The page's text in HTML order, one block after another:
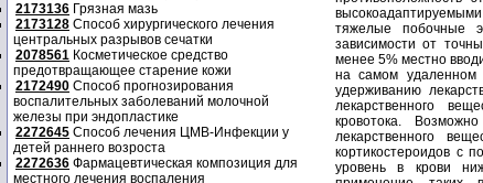
2173136 Грязная мазь
2173128 Способ хирургического лечения
центральных разрывов сечатки
2078561 Косметическое средство
предотвращающее старение кожи
2172490 Способ прогнозирования
воспалительных заболеваний молочной
железы при эндопластике
2272645 Способ лечения ЦМВ-Инфекции у
детей раннего возроста
2272636 Фармацевтическая композиция для
местного лечения воспаления